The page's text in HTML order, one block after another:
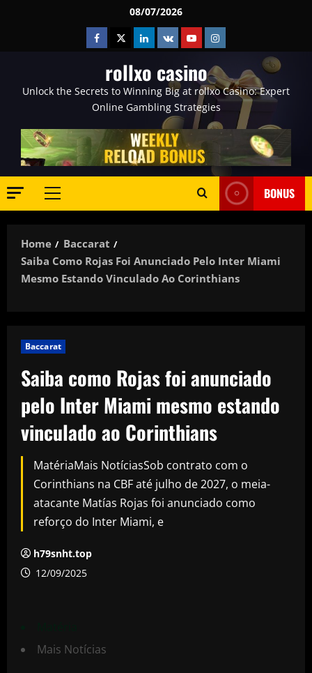
08/07/2026
Facebook
TwitterLinkedin
VK YoutubeInstagram
rollxo casino
Unlock the Secrets to Winning Big at rollxo Casino: Expert
Online Gambling Strategies
Primary
BONUS
Home
Baccarat
Saiba Como Rojas Foi Anunciado Pelo Inter Miami
Mesmo Estando Vinculado Ao Corinthians
Baccarat
Saiba como Rojas foi anunciado
pelo Inter Miami mesmo estando
vinculado ao Corinthians
MatériaMais NotíciasSob contrato com o
Corinthians na CBF até julho de 2027, o meia-
atacante Matías Rojas foi anunciado como
reforço do Inter Miami, e
h79snht.top
12/09/2025
Mais Notícias